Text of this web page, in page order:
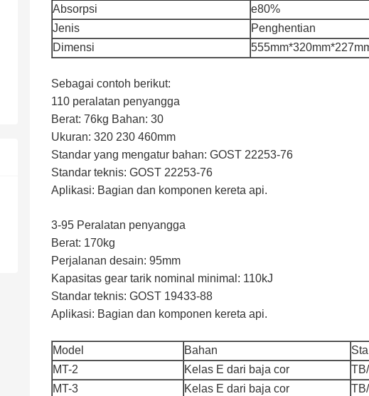
Absorpsi
e80%
Jenis
Penghentian
Dimensi
Sebagai contoh berikut:
110 peralatan penyangga
Berat: 76kg Bahan: 30
Ukuran: 320 230 460mm
Standar yang mengatur bahan: GOST 22253-76
Standar teknis: GOST 22253-76
Aplikasi: Bagian dan komponen kereta api.
3-95 Peralatan penyangga
Berat: 170kg
Perjalanan desain: 95mm
Kapasitas gear tarik nominal minimal: 110kJ
Standar teknis: GOST 19433-88
Aplikasi: Bagian dan komponen kereta api.
Model Bahan
MT-2
Kelas E dari baja cor
MT-3
Kelas E dari baja cor